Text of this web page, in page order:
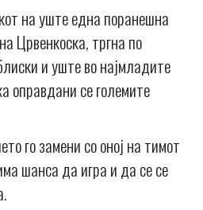
на уште една поранешна
Црвенкоска, тргна по
и уште во најмладите
оправдани се големите
го замени со оној на тимот
шанса да игра и да се се